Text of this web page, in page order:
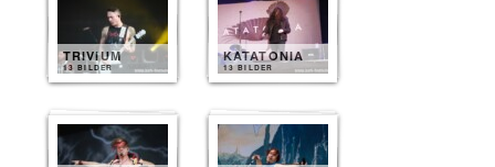
TRIVIUM
13 BILDER
KATATONIA
13 BILDER